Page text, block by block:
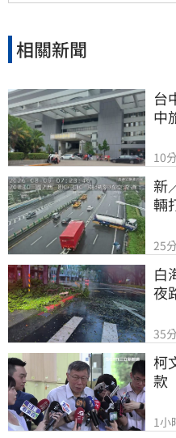
相關新聞
台
中
10
新
輛
25
白
夜
35
柯
款
1小